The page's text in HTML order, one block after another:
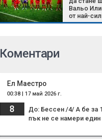
Вальо
от най-
Коментари
Ел Маестро
00:38 | 17 май 2026 г.
8
До: Бессен /4/ А бе за
пък не се намери